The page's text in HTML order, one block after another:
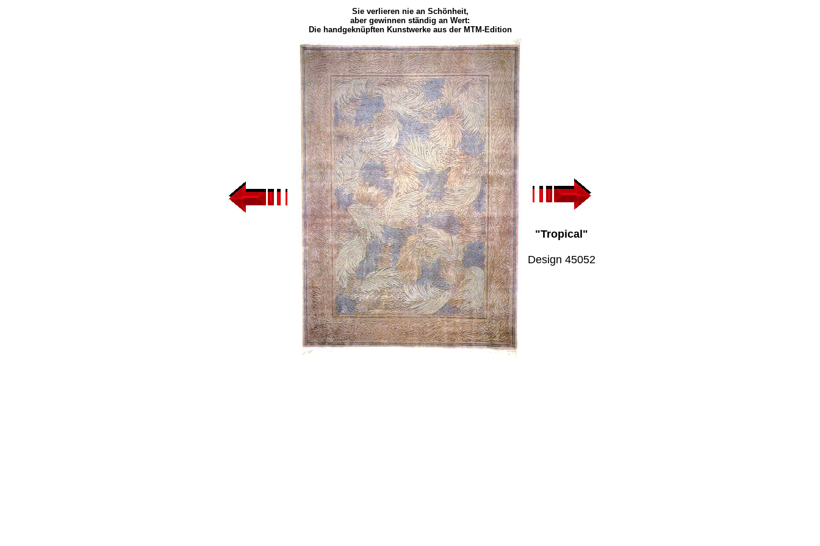
Sie verlieren nie an Schönheit,
aber gewinnen ständig an Wert:
Die handgeknüpften Kunstwerke aus der MTM-Edition
"Tropical"
Design 45052